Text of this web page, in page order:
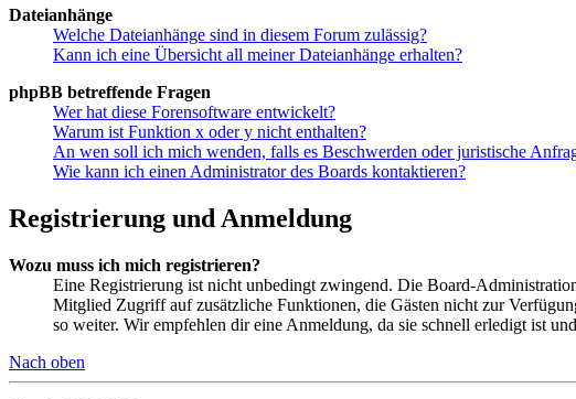
Dateianhänge
Welche Dateianhänge sind in diesem Forum zulässig?
Kann ich eine Übersicht all meiner Dateianhänge erhalten?
phpBB betreffende Fragen
Wer hat diese Forensoftware entwickelt?
Warum ist Funktion x oder y nicht enthalten?
An wen soll ich mich wenden, falls es Beschwerden oder juristische
Wie kann ich einen Administrator des Boards kontaktieren?
Registrierung und Anmeldung
Wozu muss ich mich registrieren?
Eine Registrierung ist nicht unbedingt zwingend. Die Board-
Mitglied Zugriff auf zusätzliche Funktionen, die Gästen nicht zur
so weiter. Wir empfehlen dir eine Anmeldung, da sie schnell erledigt ist
Nach oben